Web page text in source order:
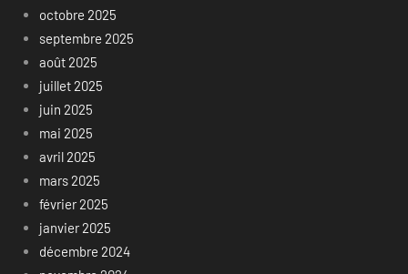
octobre 2025
septembre 2025
août 2025
juillet 2025
juin 2025
mai 2025
avril 2025
mars 2025
février 2025
janvier 2025
décembre 2024